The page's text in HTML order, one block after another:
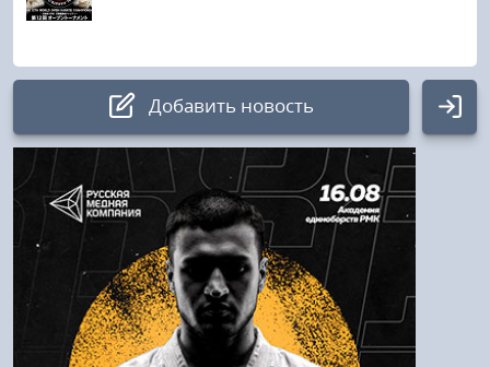
Добавить новость
Авторизация
Логин:
Пароль